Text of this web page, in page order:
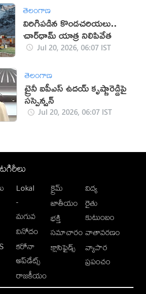
తెలంగాణ
విరిగిపడిన కొండచరియలు..
చార్‌ధామ్ యాత్ర నిలిపివేత
Jul 20, 2026, 06:07 IST
తెలంగాణ
ట్రైనీ ఐపీఎస్ ఉదయ్ కృష్ణారెడ్డిపై
సస్పెన్షన్
Jul 20, 2026, 06:07 IST
Lokal
-
మగువ
వినోదం
కరోనా
అప్‌డేట్స్
రాజకీయం
క్రైమ్
జాతీయం
భక్తి
సమాచారం
క్లాసిఫైడ్స్
విద్య
రైతు
కుటుంబం
వాతావరణం
వ్యాపార
ప్రపంచం